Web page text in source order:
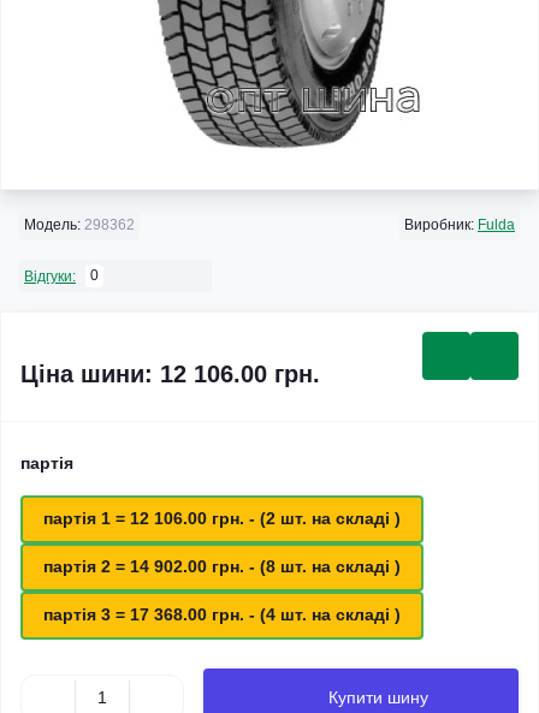
Модель: 298362 Виробник: Fulda
Відгуки: 0
Ціна шини: 12 106.00 грн.
партія
партія 1 = 12 106.00 грн. - (2 шт. на складі )
партія 2 = 14 902.00 грн. - (8 шт. на складі )
партія 3 = 17 368.00 грн. - (4 шт. на складі )
Купити шину